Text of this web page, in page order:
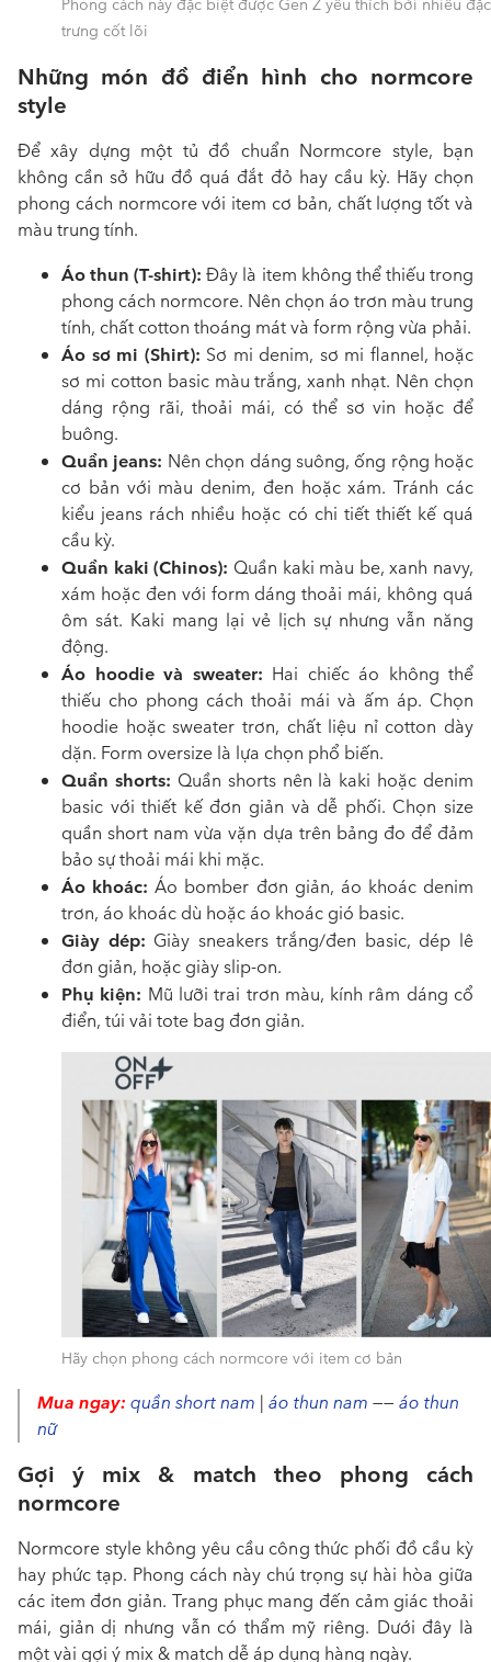
Phong cách này đặc biệt được Gen Z yêu thích bởi nhiều đặc
trưng cốt lõi
Những món đồ điển hình cho normcore
style
Để xây dựng một tủ đồ chuẩn Normcore style, bạn
không cần sở hữu đồ quá đắt đỏ hay cầu kỳ. Hãy chọn
phong cách normcore với item cơ bản, chất lượng tốt và
màu trung tính.
Áo thun (T-shirt): Đây là item không thể thiếu trong
phong cách normcore. Nên chọn áo trơn màu trung
tính, chất cotton thoáng mát và form rộng vừa phải.
Áo sơ mi (Shirt): Sơ mi denim, sơ mi flannel, hoặc
sơ mi cotton basic màu trắng, xanh nhạt. Nên chọn
dáng rộng rãi, thoải mái, có thể sơ vin hoặc để
buông.
Quần jeans: Nên chọn dáng suông, ống rộng hoặc
cơ bản với màu denim, đen hoặc xám. Tránh các
kiểu jeans rách nhiều hoặc có chi tiết thiết kế quá
cầu kỳ.
Quần kaki (Chinos): Quần kaki màu be, xanh navy,
xám hoặc đen với form dáng thoải mái, không quá
ôm sát. Kaki mang lại vẻ lịch sự nhưng vẫn năng
động.
Áo hoodie và sweater: Hai chiếc áo không thể
thiếu cho phong cách thoải mái và ấm áp. Chọn
hoodie hoặc sweater trơn, chất liệu nỉ cotton dày
dặn. Form oversize là lựa chọn phổ biến.
Quần shorts: Quần shorts nên là kaki hoặc denim
basic với thiết kế đơn giản và dễ phối. Chọn size
quần short nam vừa vặn dựa trên bảng đo để đảm
bảo sự thoải mái khi mặc.
Áo khoác: Áo bomber đơn giản, áo khoác denim
trơn, áo khoác dù hoặc áo khoác gió basic.
Giày dép: Giày sneakers trắng/đen basic, dép lê
đơn giản, hoặc giày slip-on.
Phụ kiện: Mũ lưỡi trai trơn màu, kính râm dáng cổ
điển, túi vải tote bag đơn giản.
Hãy chọn phong cách normcore với item cơ bản
Mua ngay: quần short nam | áo thun nam —— áo thun
nữ
Gợi ý mix & match theo phong cách
normcore
Normcore style không yêu cầu công thức phối đồ cầu kỳ
hay phức tạp. Phong cách này chú trọng sự hài hòa giữa
các item đơn giản. Trang phục mang đến cảm giác thoải
mái, giản dị nhưng vẫn có thẩm mỹ riêng. Dưới đây là
một vài gợi ý mix & match dễ áp dụng hàng ngày.